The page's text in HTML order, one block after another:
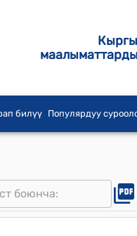
билүү Популярдуу